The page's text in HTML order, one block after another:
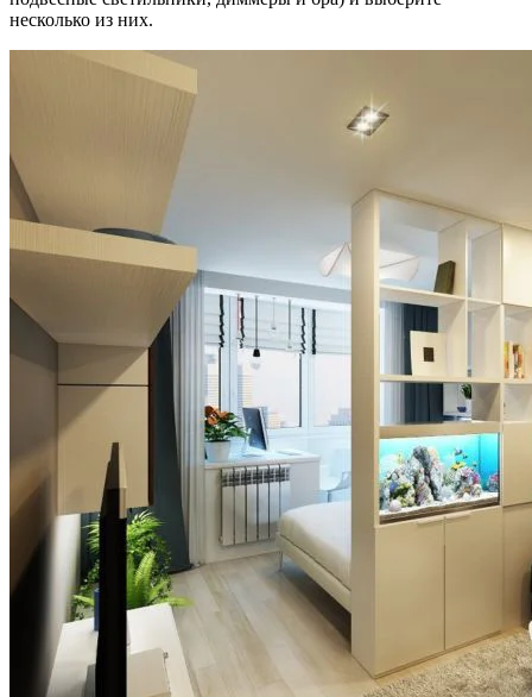
несколько из них.